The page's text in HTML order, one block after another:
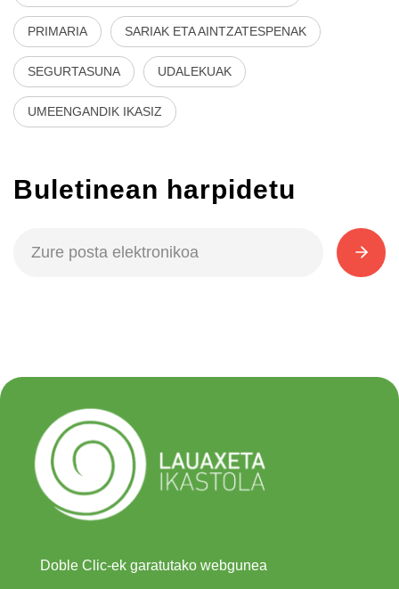
PRIMARIA SARIAK ETA AINTZATESPENAK
SEGURTASUNA UDALEKUAK
UMEENGANDIK IKASIZ
Buletinean harpidetu
Doble Clic-ek garatutako webgunea